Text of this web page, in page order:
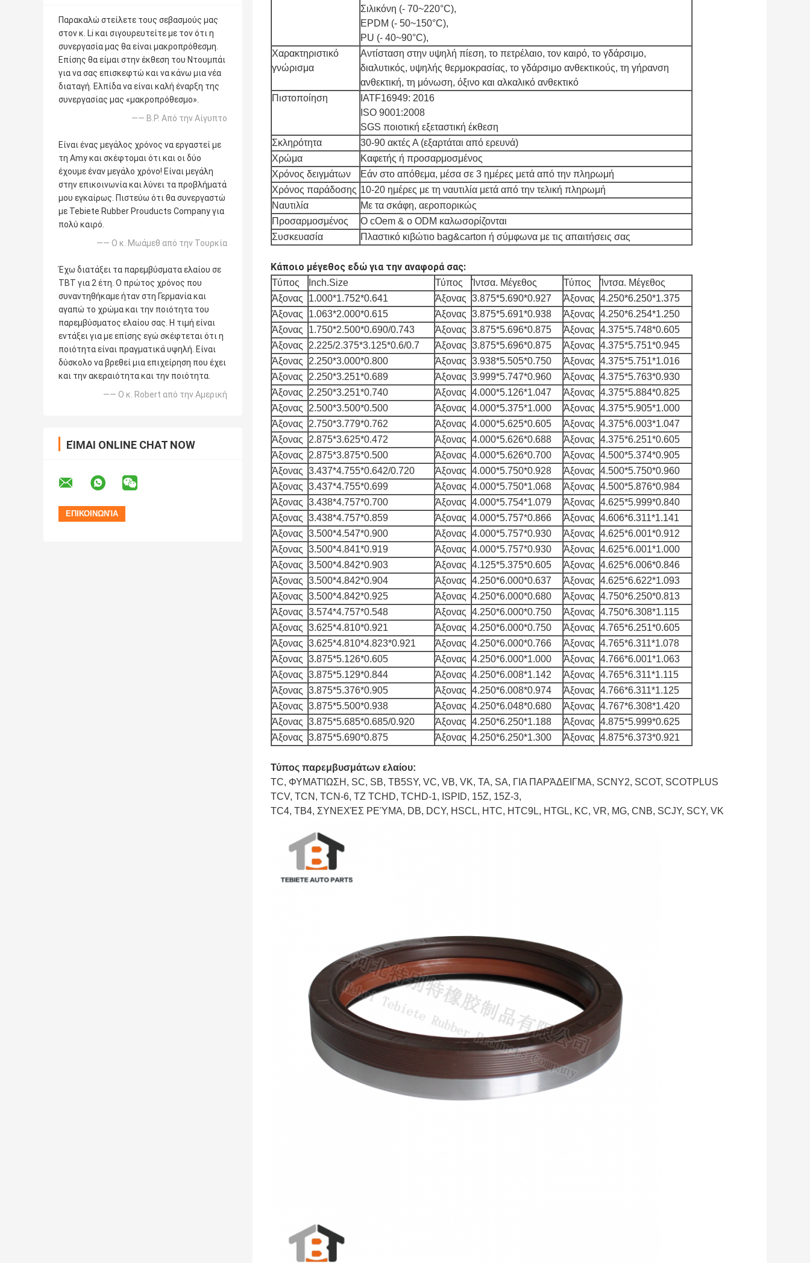
Παρακαλώ στείλετε τους σεβασμούς μας
στον κ. Li και σιγουρευτείτε με τον ότι η
συνεργασία μας θα είναι μακροπρόθεσμη.
Επίσης θα είμαι στην έκθεση του Ντουμπάι
για να σας επισκεφτώ και να κάνω μια νέα
διαταγή. Ελπίδα να είναι καλή έναρξη της
συνεργασίας μας «μακροπρόθεσμο».
—— B.P. Από την Αίγυπτο
Είναι ένας μεγάλος χρόνος να εργαστεί με
τη Amy και σκέφτομαι ότι και οι δύο
έχουμε έναν μεγάλο χρόνο! Είναι μεγάλη
στην επικοινωνία και λύνει τα προβλήματά
μου εγκαίρως. Πιστεύω ότι θα συνεργαστώ
με Tebiete Rubber Prouducts Company για
πολύ καιρό.
—— Ο κ. Μωάμεθ από την Τουρκία
Έχω διατάξει τα παρεμβύσματα ελαίου σε
TBT για 2 έτη. Ο πρώτος χρόνος που
συναντηθήκαμε ήταν στη Γερμανία και
αγαπώ το χρώμα και την ποιότητα του
παρεμβύσματος ελαίου σας. Η τιμή είναι
εντάξει για με επίσης εγώ σκέφτεται ότι η
ποιότητα είναι πραγματικά υψηλή. Είναι
δύσκολο να βρεθεί μια επιχείρηση που έχει
και την ακεραιότητα και την ποιότητα.
—— Ο κ. Robert από την Αμερική
ΕΊΜΑΙ ONLINE CHAT NOW
Σιλικόνη (- 70~220°C),
EPDM (- 50~150°C),
PU (- 40~90°C),
Χαρακτηριστικό
γνώρισμα
Αντίσταση στην υψηλή πίεση, το πετρέλαιο, τον καιρό, το γδάρσιμο,
διαλυτικός, υψηλής θερμοκρασίας, το γδάρσιμο ανθεκτικούς, τη γήρανση
ανθεκτική, τη μόνωση, όξινο και αλκαλικό ανθεκτικό
Πιστοποίηση
IATF16949: 2016
ISO 9001:2008
SGS ποιοτική εξεταστική έκθεση
Σκληρότητα
30-90 ακτές Α (εξαρτάται από ερευνά)
Χρώμα
Καφετής ή προσαρμοσμένος
Χρόνος δειγμάτων
Εάν στο απόθεμα, μέσα σε 3 ημέρες μετά από την πληρωμή
Χρόνος παράδοσης 10-20 ημέρες με τη ναυτιλία μετά από την τελική πληρωμή
Ναυτιλία
Με τα σκάφη, αεροπορικώς
Προσαρμοσμένος
Ο cOem & ο ODM καλωσορίζονται
Συσκευασία
Πλαστικό κιβώτιο bag&carton ή σύμφωνα με τις απαιτήσεις σας
Κάποιο μέγεθος εδώ για την αναφορά σας:
Τύπος Inch.Size Τύπος Ίντσα. Μέγεθος Τύπος
Ίντσα. Μέγεθος
Άξονας
1.000*1.752*0.641 Άξονας 3.875*5.690*0.927 Άξονας 4.250*6.250*1.375
Άξονας
1.063*2.000*0.615 Άξονας 3.875*5.691*0.938 Άξονας 4.250*6.254*1.250
Άξονας
1.750*2.500*0.690/0.743 Άξονας 3.875*5.696*0.875 Άξονας 4.375*5.748*0.605
Άξονας
2.225/2.375*3.125*0.6/0.7 Άξονας 3.875*5.696*0.875 Άξονας 4.375*5.751*0.945
Άξονας
2.250*3.000*0.800 Άξονας 3.938*5.505*0.750 Άξονας 4.375*5.751*1.016
Άξονας
2.250*3.251*0.689 Άξονας 3.999*5.747*0.960 Άξονας 4.375*5.763*0.930
Άξονας
2.250*3.251*0.740 Άξονας 4.000*5.126*1.047 Άξονας 4.375*5.884*0.825
Άξονας
2.500*3.500*0.500 Άξονας 4.000*5.375*1.000 Άξονας 4.375*5.905*1.000
Άξονας
2.750*3.779*0.762 Άξονας 4.000*5.625*0.605 Άξονας 4.375*6.003*1.047
Άξονας
2.875*3.625*0.472 Άξονας 4.000*5.626*0.688 Άξονας 4.375*6.251*0.605
Άξονας
2.875*3.875*0.500 Άξονας 4.000*5.626*0.700 Άξονας 4.500*5.374*0.905
Άξονας 3.437*4.755*0.642/0.720 Άξονας 4.000*5.750*0.928 Άξονας 4.500*5.750*0.960
Άξονας 3.437*4.755*0.699 Άξονας 4.000*5.750*1.068 Άξονας 4.500*5.876*0.984
Άξονας 3.438*4.757*0.700 Άξονας 4.000*5.754*1.079 Άξονας 4.625*5.999*0.840
Άξονας 3.438*4.757*0.859 Άξονας 4.000*5.757*0.866 Άξονας 4.606*6.311*1.141
Άξονας 3.500*4.547*0.900 Άξονας 4.000*5.757*0.930 Άξονας 4.625*6.001*0.912
Άξονας 3.500*4.841*0.919 Άξονας 4.000*5.757*0.930 Άξονας 4.625*6.001*1.000
Άξονας 3.500*4.842*0.903 Άξονας 4.125*5.375*0.605 Άξονας 4.625*6.006*0.846
Άξονας 3.500*4.842*0.904 Άξονας 4.250*6.000*0.637 Άξονας 4.625*6.622*1.093
Άξονας 3.500*4.842*0.925 Άξονας 4.250*6.000*0.680 Άξονας 4.750*6.250*0.813
Άξονας 3.574*4.757*0.548 Άξονας 4.250*6.000*0.750 Άξονας 4.750*6.308*1.115
Άξονας 3.625*4.810*0.921 Άξονας 4.250*6.000*0.750 Άξονας 4.765*6.251*0.605
Άξονας 3.625*4.810*4.823*0.921 Άξονας 4.250*6.000*0.766 Άξονας 4.765*6.311*1.078
Άξονας 3.875*5.126*0.605 Άξονας 4.250*6.000*1.000 Άξονας 4.766*6.001*1.063
Άξονας 3.875*5.129*0.844 Άξονας 4.250*6.008*1.142 Άξονας 4.765*6.311*1.115
Άξονας 3.875*5.376*0.905 Άξονας 4.250*6.008*0.974 Άξονας 4.766*6.311*1.125
Άξονας 3.875*5.500*0.938 Άξονας 4.250*6.048*0.680 Άξονας 4.767*6.308*1.420
Άξονας 3.875*5.685*0.685/0.920 Άξονας 4.250*6.250*1.188 Άξονας 4.875*5.999*0.625
Άξονας 3.875*5.690*0.875 Άξονας 4.250*6.250*1.300 Άξονας 4.875*6.373*0.921
Τύπος παρεμβυσμάτων ελαίου:
TC, ΦΥΜΑΤΊΩΣΗ, SC, SB, TB5SY, VC, VB, VK, TA, SA, ΓΙΑ ΠΑΡΆΔΕΙΓΜΑ, SCNY2, SCOT, SCOTPLUS
TCV, TCN, TCN-6, TZ TCHD, TCHD-1, ISPID, 15Z, 15Z-3,
TC4, TB4, ΣΥΝΕΧΈΣ ΡΕΎΜΑ, DB, DCY, HSCL, HTC, HTC9L, HTGL, KC, VR, MG, CNB, SCJY, SCY, VK